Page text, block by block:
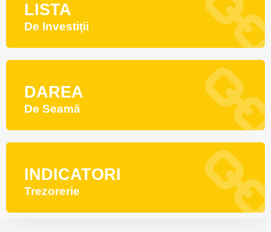
LISTA
De Investiții
DAREA
De Seamă
INDICATORI
Trezorerie